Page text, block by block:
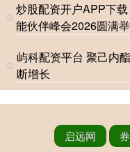
炒股配资开户APP下
能伙伴峰会2026圆满
屿科配资平台 聚己内
断增长
启远网